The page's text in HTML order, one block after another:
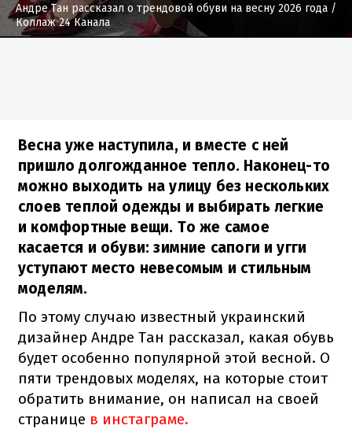
Андре Тан рассказал о трендовой обуви на весну 2026 года /
Коллаж 24 Канала
Весна уже наступила, и вместе с ней
пришло долгожданное тепло. Наконец-то
можно выходить на улицу без нескольких
слоев теплой одежды и выбирать легкие
и комфортные вещи. То же самое
касается и обуви: зимние сапоги и угги
уступают место невесомым и стильным
моделям.
По этому случаю известный украинский
дизайнер Андре Тан рассказал, какая обувь
будет особенно популярной этой весной. О
пяти трендовых моделях, на которые стоит
обратить внимание, он написал на своей
странице в инстаграме.